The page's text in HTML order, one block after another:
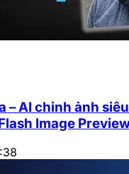
– AI chỉnh ảnh
Image